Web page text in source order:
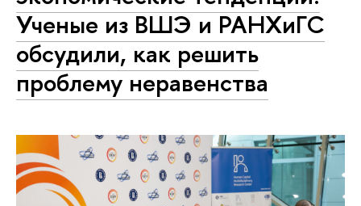
Ученые из ВШЭ и РАНХиГС
обсудили, как решить
проблему неравенства